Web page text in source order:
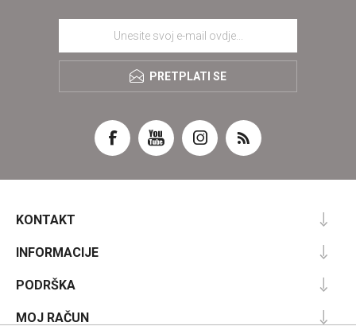
PRETPLATI SE
KONTAKT
INFORMACIJE
PODRŠKA
MOJ RAČUN